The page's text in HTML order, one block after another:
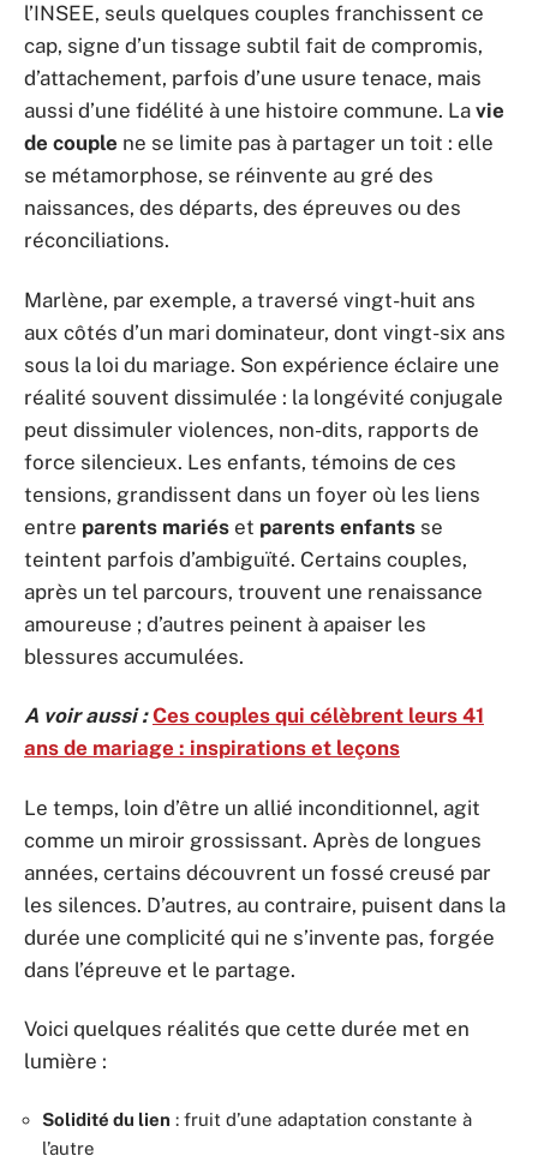
l’INSEE, seuls quelques couples franchissent ce
cap, signe d’un tissage subtil fait de compromis,
d’attachement, parfois d’une usure tenace, mais
aussi d’une fidélité à une histoire commune. La vie
de couple ne se limite pas à partager un toit : elle
se métamorphose, se réinvente au gré des
naissances, des départs, des épreuves ou des
réconciliations.
Marlène, par exemple, a traversé vingt-huit ans
aux côtés d’un mari dominateur, dont vingt-six ans
sous la loi du mariage. Son expérience éclaire une
réalité souvent dissimulée : la longévité conjugale
peut dissimuler violences, non-dits, rapports de
force silencieux. Les enfants, témoins de ces
tensions, grandissent dans un foyer où les liens
entre parents mariés et parents enfants se
teintent parfois d’ambiguïté. Certains couples,
après un tel parcours, trouvent une renaissance
amoureuse ; d’autres peinent à apaiser les
blessures accumulées.
A voir aussi : Ces couples qui célèbrent leurs 41
ans de mariage : inspirations et leçons
Le temps, loin d’être un allié inconditionnel, agit
comme un miroir grossissant. Après de longues
années, certains découvrent un fossé creusé par
les silences. D’autres, au contraire, puisent dans la
durée une complicité qui ne s’invente pas, forgée
dans l’épreuve et le partage.
Voici quelques réalités que cette durée met en
lumière :
Solidité du lien : fruit d’une adaptation constante à
l’autre